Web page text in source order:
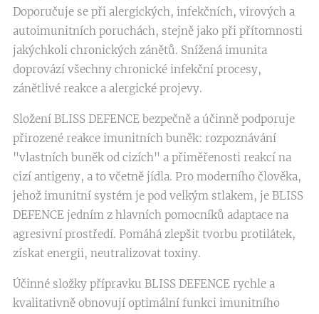
Doporučuje se při alergických, infekčních, virových a
autoimunitních poruchách, stejně jako při přítomnosti
jakýchkoli chronických zánětů. Snížená imunita
doprovází všechny chronické infekční procesy,
zánětlivé reakce a alergické projevy.
Složení BLISS DEFENCE bezpečně a účinně podporuje
přirozené reakce imunitních buněk: rozpoznávání
"vlastních buněk od cizích" a přiměřenosti reakcí na
cizí antigeny, a to včetně jídla. Pro moderního člověka,
jehož imunitní systém je pod velkým stlakem, je BLISS
DEFENCE jedním z hlavních pomocníků adaptace na
agresivní prostředí. Pomáhá zlepšit tvorbu protilátek,
získat energii, neutralizovat toxiny.
Účinné složky přípravku BLISS DEFENCE rychle a
kvalitativně obnovují optimální funkci imunitního